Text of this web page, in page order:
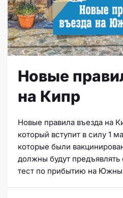
Новые
на Кипр
Новые правила въезда на
который вступит в силу 1
которые были
должны будут
тест по прибытию на